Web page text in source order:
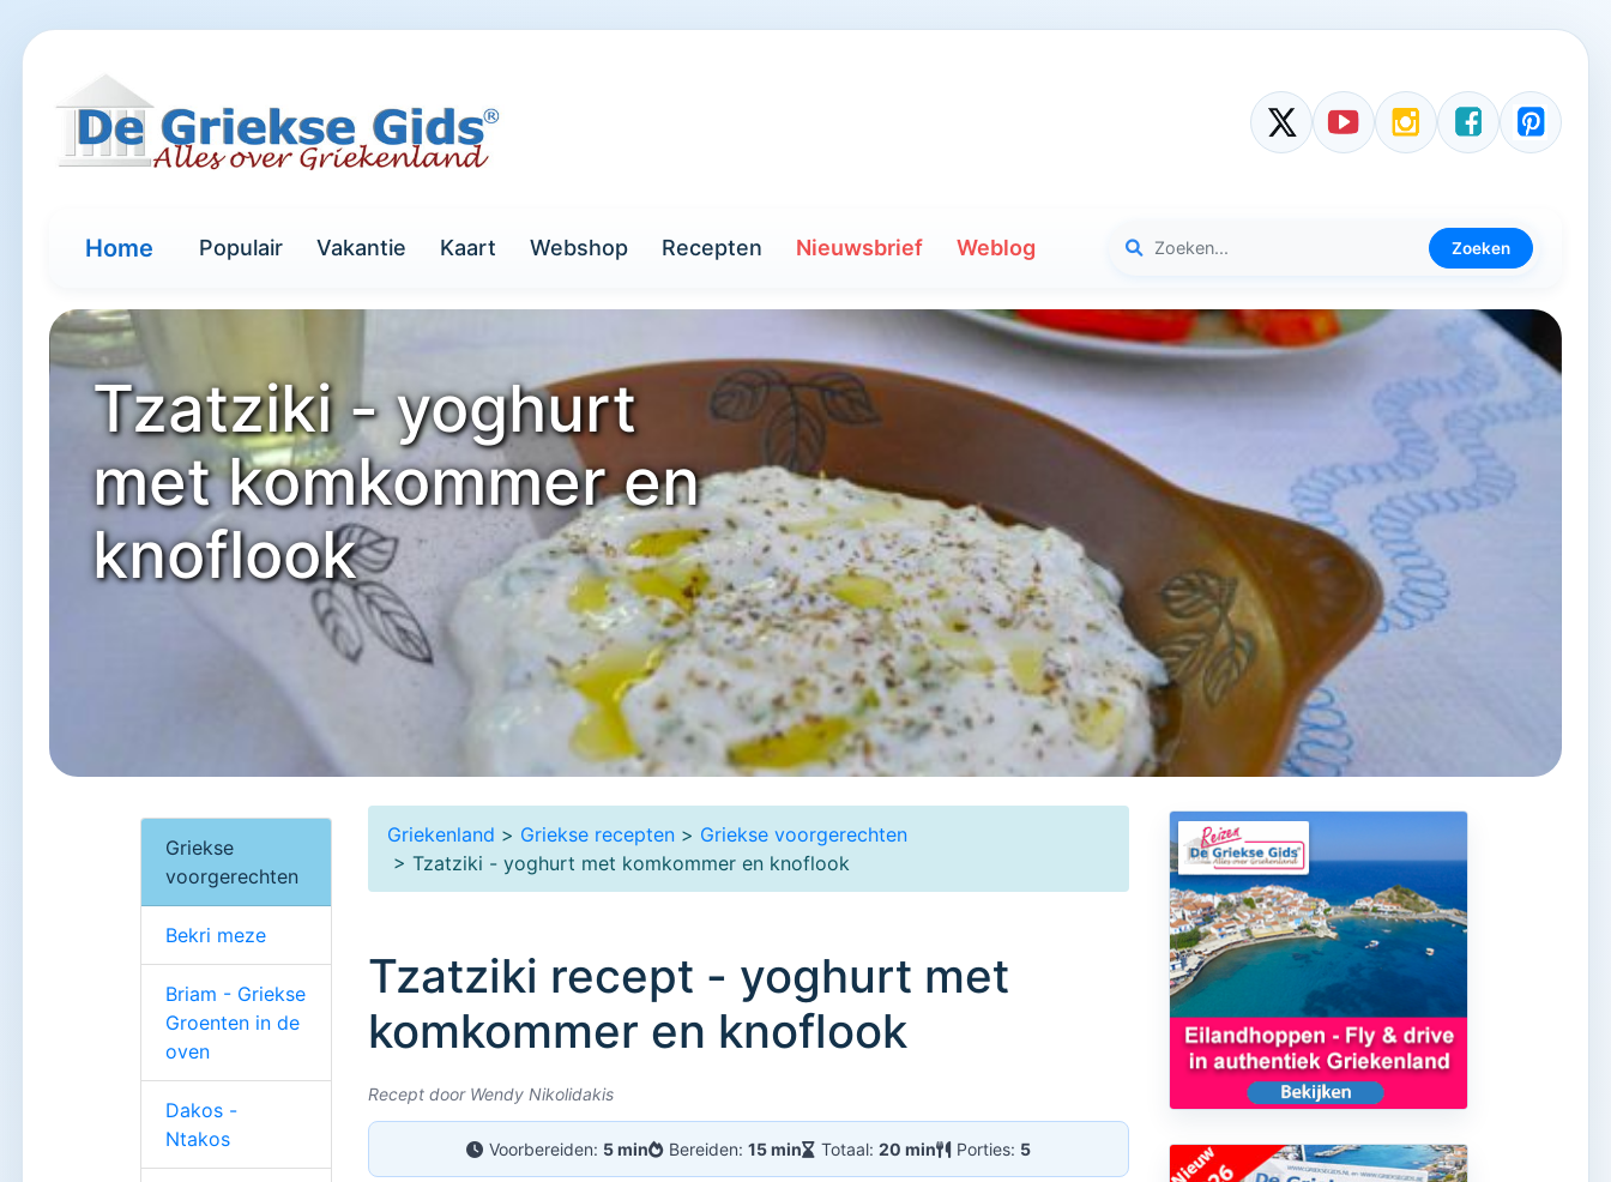
Home Populair Vakantie Kaart Webshop Recepten Nieuwsbrief Weblog Zoeken
Tzatziki - yoghurt
met komkommer en
knoflook
Griekenland > Griekse recepten > Griekse voorgerechten
> Tzatziki - yoghurt met komkommer en knoflook
Tzatziki recept - yoghurt met
komkommer en knoflook
Recept door Wendy Nikolidakis
Voorbereiden: 5 min Bereiden: 15 min Totaal: 20 min Porties: 5
Griekse
voorgerechten
Bekri meze
Briam - Griekse
Groenten in de
oven
Dakos -
Ntakos